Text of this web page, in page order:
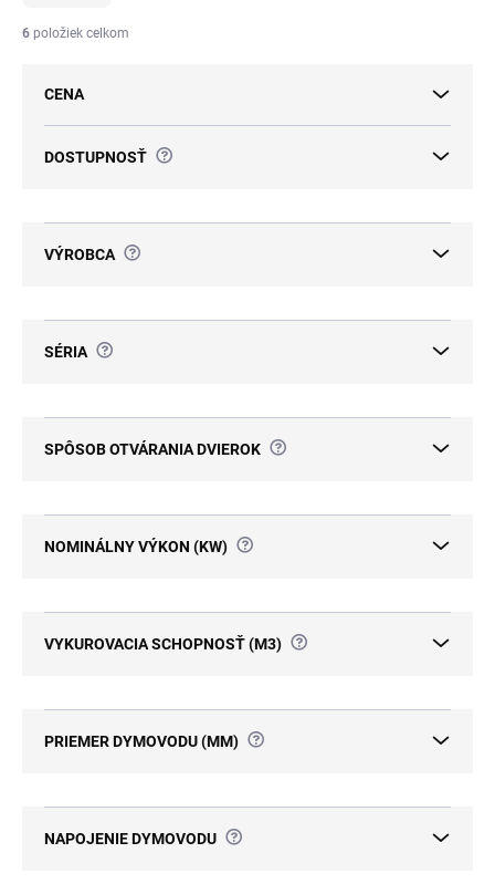
i6 položiek celkom
CENA
DOSTUPNOSŤ ?
VÝROBCA ?
SÉRIA ?
SPÔSOB OTVÁRANIA DVIEROK ?
NOMINÁLNY VÝKON (KW) ?
VYKUROVACIA SCHOPNOSŤ (M3) ?
PRIEMER DYMOVODU (MM) ?
NAPOJENIE DYMOVODU ?